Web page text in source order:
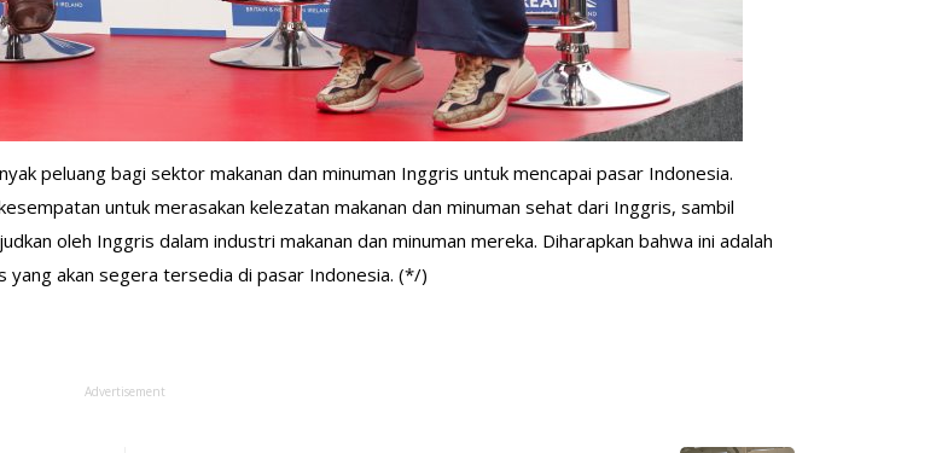
peluang bagi sektor makanan dan minuman Inggris untuk mencapai pasar Indonesia.
untuk merasakan kelezatan makanan dan minuman sehat dari Inggris, sambil
oleh Inggris dalam industri makanan dan minuman mereka. Diharapkan bahwa ini adalah
yang akan segera tersedia di pasar Indonesia. (*/)
Advertisement